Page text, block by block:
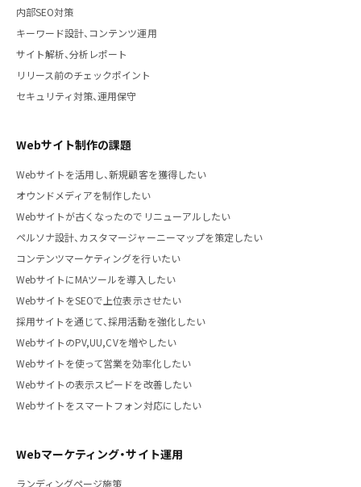
内部SEO対策
キーワード設計、コンテンツ運用
サイト解析、分析レポート
リリース前のチェックポイント
セキュリティ対策、運用保守
Webサイト制作の課題
Webサイトを活用し、新規顧客を獲得したい
オウンドメディアを制作したい
Webサイトが古くなったのでリニューアルしたい
ペルソナ設計、カスタマージャーニーマップを策定したい
コンテンツマーケティングを行いたい
WebサイトにMAツールを導入したい
WebサイトをSEOで上位表示させたい
採用サイトを通じて、採用活動を強化したい
WebサイトのPV,UU,CVを増やしたい
Webサイトを使って営業を効率化したい
Webサイトの表示スピードを改善したい
Webサイトをスマートフォン対応にしたい
Webマーケティング・サイト運用
ランディングページ施策